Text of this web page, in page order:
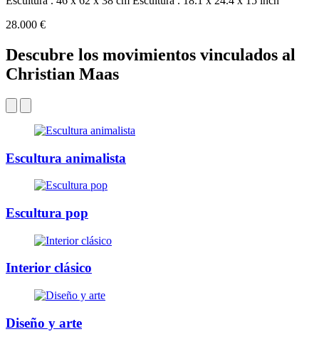
28.000 €
Descubre los movimientos vinculados al
Christian Maas
Escultura animalista
Escultura pop
Interior clásico
Diseño y arte